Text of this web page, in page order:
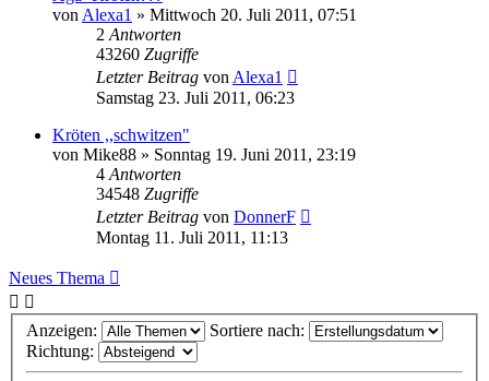
von Alexa1 » Mittwoch 20. Juli 2011, 07:51
2 Antworten
43260 Zugriffe
Letzter Beitrag von Alexa1
Samstag 23. Juli 2011, 06:23
Kröten ,,schwitzen"
von Mike88 » Sonntag 19. Juni 2011, 23:19
4 Antworten
34548 Zugriffe
Letzter Beitrag von DonnerF
Montag 11. Juli 2011, 11:13
Neues Thema
Anzeigen:
Sortiere nach:
Richtung: